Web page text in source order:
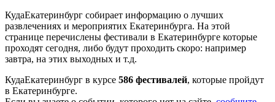
КудаЕкатеринбург собирает информацию о лучших
развлечениях и мероприятих Екатеринбурга. На этой
странице перечислены фестивали в Екатеринбурге которые
проходят сегодня, либо будут проходить скоро: например
завтра, на этих выходных и т.д.
КудаЕкатеринбург в курсе 586 фестивалей, которые пройдут
в Екатеринбурге.